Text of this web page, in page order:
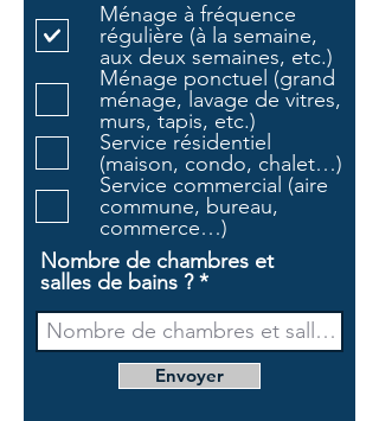
g
a
t
o
i
r
e
Ménage à fréquence
régulière (à la semaine,
aux deux semaines, etc.)
Ménage ponctuel (grand
ménage, lavage de vitres,
murs, tapis, etc.)
Service résidentiel
(maison, condo, chalet…)
Service commercial (aire
commune, bureau,
commerce…)
Nombre de chambres et
salles de bains ?
Envoyer